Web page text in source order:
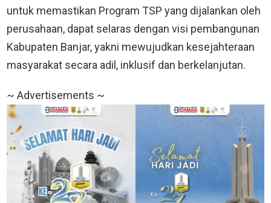
untuk memastikan Program TSP yang dijalankan oleh
perusahaan, dapat selaras dengan visi pembangunan
Kabupaten Banjar, yakni mewujudkan kesejahteraan
masyarakat secara adil, inklusif dan berkelanjutan.
~ Advertisements ~